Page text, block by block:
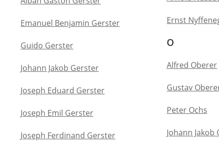
Emanuel Benjamin Gerster
Guido Gerster
Johann Jakob Gerster
Joseph Eduard Gerster
Joseph Emil Gerster
Joseph Ferdinand Gerster
Ernst
O
Alfred Oberer
Gustav
Peter Ochs
Johann Jakob